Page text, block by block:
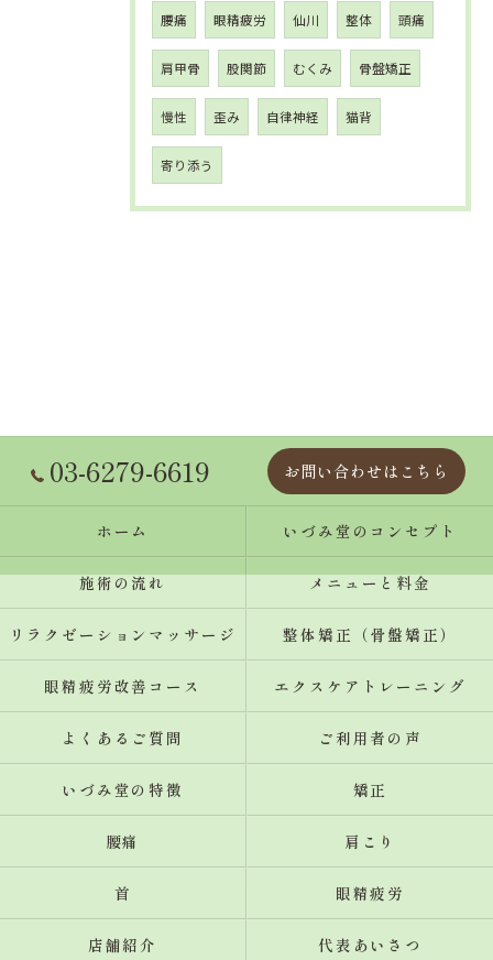
腰痛 眼精疲労 仙川 整体 頭痛
肩甲骨 股関節 むくみ 骨盤矯正
慢性 歪み 自律神経 猫背
寄り添う
03-6279-6619 お問い合わせはこちら
ホーム いづみ堂のコンセプト
施術の流れ メニューと料金
リラクゼーションマッサージ 整体矯正（骨盤矯正）
眼精疲労改善コース エクスケアトレーニング
よくあるご質問 ご利用者の声
いづみ堂の特徴 矯正
腰痛 肩こり
首 眼精疲労
店舗紹介 代表あいさつ